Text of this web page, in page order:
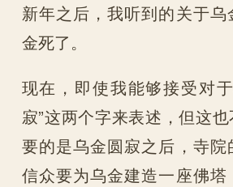
新年之后，我听到的关于
金死了。
现在，即使我能够接受对
寂”这两个字来表述，但这
要的是乌金圆寂之后，寺院
信众要为乌金建造一座佛塔